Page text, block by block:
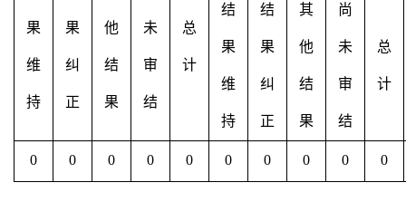
果
维
持
果
纠
正
他
结
果
未
审
结
总
计
结
果
维
持
结
果
纠
正
其
他
结
果
尚
未
审
结
总
计
0 0 0 0 0 0 0 0 0 0